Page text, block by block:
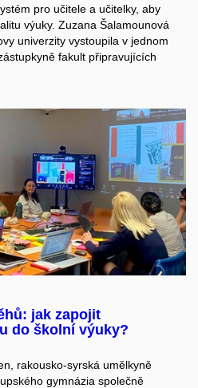
pro učitele a učitelky, aby
výuky. Zuzana Šalamounová
univerzity vystoupila v jednom
fakult připravujících
jak zapojit
do školní výuky?
rakousko-syrská umělkyně
gymnázia společně